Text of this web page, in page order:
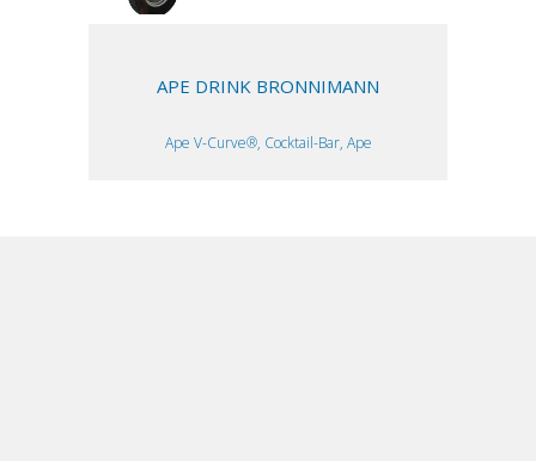
APE DRINK BRONNIMANN
Ape V-Curve®, Cocktail-Bar, Ape